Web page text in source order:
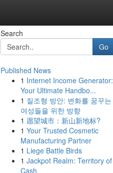
Search
Go
Published News
1 Internet Income Generator:
Your Ultimate Handbo...
1 질조형 방안: 변화를 꿈꾸는
여성들을 위한 방향
1 愿望城市：新山新地标?
1 Your Trusted Cosmetic
Manufacturing Partner
1 Liege Battle Birds
1 Jackpot Realm: Territory of
Cash